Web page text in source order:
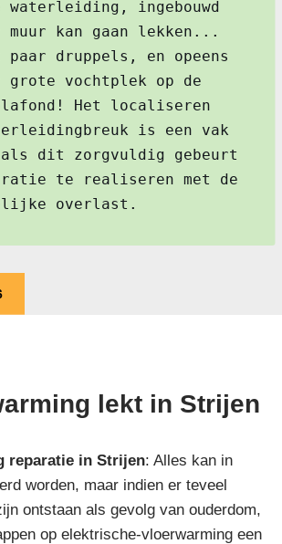
waterleiding, ingebouwd
muur kan gaan lekken...
paar druppels, en opeens
grote vochtplek op de
Het localiseren
is een vak
dit zorgvuldig gebeurt
te realiseren met de
overlast.
lekt in Strijen
reparatie in Strijen: Alles kan in
worden, maar indien er teveel
ontstaan als gevolg van ouderdom,
op elektrische-vloerwarming een